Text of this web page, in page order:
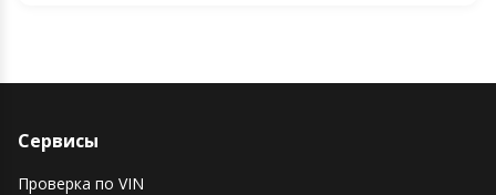
Сервисы
Проверка по VIN